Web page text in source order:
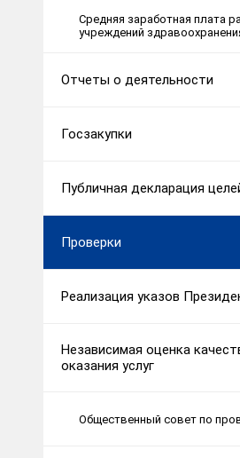
Средняя заработная плата
учреждений
Отчеты о деятельности
Госзакупки
Публичная декларация
Проверки
Реализация указов
Независимая оценка
оказания услуг
Общественный совет по